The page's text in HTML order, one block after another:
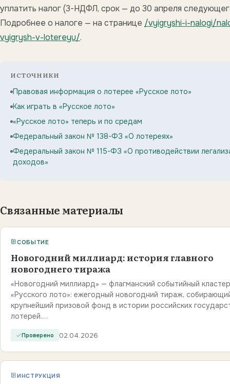
уплатить налог (3-НДФЛ, срок — до 30 апреля
Подробнее о налоге — на странице /vyigryshi-i-nalogi/
vyigrysh-v-lotereyu/.
ИСТОЧНИКИ
Правовая информация о лотерее «Русское лото»
Как играть в «Русское лото»
«Русское лото» теперь и по средам
Федеральный закон № 138-ФЗ «О лотереях»
Федеральный закон № 115-ФЗ «О противодействии
доходов»
Связанные материалы
СОБЫТИЕ
Новогодний миллиард: история главного
новогоднего тиража
«Новогодний миллиард» — флагманский событийный кластер
«Русского лото»: ежегодный новогодний тираж,
крупнейший призовой фонд в истории российских
лотерей.…
Проверено 02.04.2026
ИНСТРУКЦИЯ